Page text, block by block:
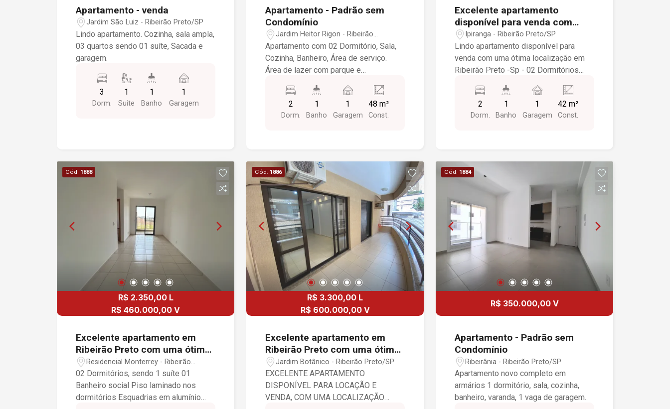
Apartamento - venda
Jardim São Luiz - Ribeirão Preto/SP
Lindo apartamento. Cozinha, sala ampla,
03 quartos sendo 01 suíte, Sacada e
garagem.
3
Dorm.
1
Suite
1
Banho
1
Garagem
Apartamento - Padrão sem
Condomínio
Jardim Heitor Rigon - Ribeirão
Preto/SP
Apartamento com 02 Dormitório, Sala,
Cozinha, Banheiro, Área de serviço.
Área de lazer com parque e
2
Dorm.
1
Banho
1
Garagem
48 m²
Const.
Excelente apartamento
disponível para venda com
uma ótima localização em
Ribeirão Preto -SP
Ipiranga - Ribeirão Preto/SP
Lindo apartamento disponível para
venda com uma ótima localização em
Ribeirão Preto -Sp - 02 Dormitórios
natural e iluminação completa; - Sala
ampla com fechadura eletrônica, painel
de Tv, iluminação completa e bem
ventilação natural e iluminação
completa; - Área de serviço;
Condomínio com; - Área de lazer; -
Salão de festas; - Espaço Kids; - Área
de churrasco: Entre em contato conosco
através do (16) 3635-2132 ou nosso
Whatsapp (16) 99182-2203 Somos
uma imobiliária que valoriza sempre o
ótimo atendimento para com seus
clientes. Estamos sempre atentos ao
mercado, proporcionando um
Oferecemos uma variedade de imóveis
SP e região, para locação e venda de
casas, apartamentos, kitnets, salão,
salas, entre outros. Temos todo o
suporte necessário para proporcionar
bons negócios de forma rápida e
sólida. Com 15 anos de mercado
podemos garantir, com a competência
2
Dorm.
1
Banho
1
Garagem
42 m²
Const.
Cód. 1888
R$ 2.350,00 L
R$ 460.000,00 V
Excelente apartamento em
Ribeirão Preto com uma ótima
localização em Ribeirão Preto -
SP
Residencial Monterrey - Ribeirão
Preto/SP
02 Dormitórios, sendo 1 suíte 01
Banheiro social Piso laminado nos
dormitórios Esquadrias em alumínio
Cód. 1886
R$ 3.300,00 L
R$ 600.000,00 V
Excelente apartamento em
Ribeirão Preto com uma ótima
localização em Ribeirão Preto -
SP
Jardim Botânico - Ribeirão Preto/SP
EXCELENTE APARTAMENTO
DISPONÍVEL PARA LOCAÇÃO E
VENDA, COM UMA LOCALIZAÇÃO
Cód. 1884
R$ 350.000,00 V
Apartamento - Padrão sem
Condomínio
Ribeirânia - Ribeirão Preto/SP
Apartamento novo completo em
armários 1 dormitório, sala, cozinha,
banheiro, varanda, 1 vaga de garagem.